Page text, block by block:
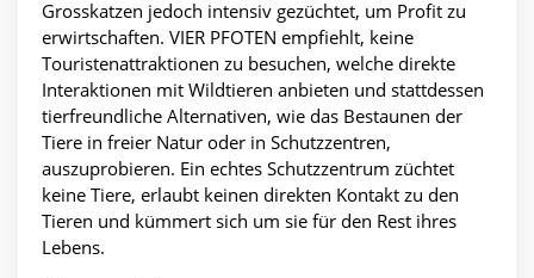
Grosskatzen jedoch intensiv gezüchtet, um Profit zu
erwirtschaften. VIER PFOTEN empfiehlt, keine
Touristenattraktionen zu besuchen, welche direkte
Interaktionen mit Wildtieren anbieten und stattdessen
tierfreundliche Alternativen, wie das Bestaunen der
Tiere in freier Natur oder in Schutzzentren,
auszuprobieren. Ein echtes Schutzzentrum züchtet
keine Tiere, erlaubt keinen direkten Kontakt zu den
Tieren und kümmert sich um sie für den Rest ihres
Lebens.